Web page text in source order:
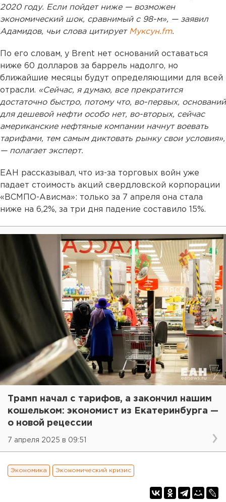
2020 году. Если пойдет ниже — возможен
экономический шок, сравнимый с 98-м», — заявил
Адамидов, чьи слова цитирует Муксун.fm.
По его словам, у Brent нет оснований оставаться
ниже 60 долларов за баррель надолго, но
ближайшие месяцы будут определяющими для всей
отрасли. «Сейчас, я думаю, все прекратится
достаточно быстро, потому что, во-первых, оснований
для дешевой нефти особо нет, во-вторых, сейчас
американские нефтяные компании начнут воевать
тарифами, тем самым диктовать рынку свои условия»,
— полагает эксперт.
ЕАН рассказывал, что из-за торговых войн уже
падает стоимость акций свердловской корпорации
«ВСМПО-Ависма»: только за 7 апреля она стала
ниже на 6,2%, за три дня падение составило 15%.
Трамп начал с тарифов, а закончил нашим
кошельком: экономист из Екатеринбурга —
о новой рецессии
7 апреля 2025 в 09:51
Экономика Экономический кризис